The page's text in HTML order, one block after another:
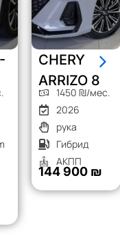
CHERY
ARRIZO 8
1450 ₪/мес.
2026
рука
Гибрид
АКПП
144 900 ₪